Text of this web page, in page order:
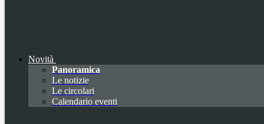
Novità
Panoramica
Le notizie
Le circolari
Calendario eventi